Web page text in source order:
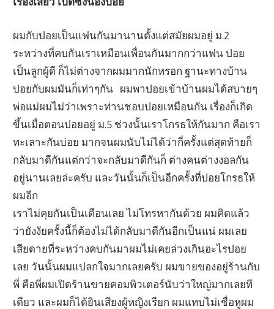
ผมกับปอยเป็นแฟนกันมานานตั้งแต่สมัยผมอยู่ ม.2
ระหว่างที่คบกันเราเหมือนเพื่อนกันมากกว่าแฟน ปอย
เป็นลูกผู้ดี ก็ไม่ต่างจากผมมากนักหรอก ฐานะทางบ้าน
ปอยกับผมมันก็เท่าๆกัน ผมพาปอยเข้าบ้านผมได้สบายๆ
พ่อแม่ผมไม่ว่าเพราะท่านชอบปอยเหมือนกัน เรื่องก็เกิด
ขึ้นเมื่อตอนปอยอยู่ ม.5 ช่วงนั้นเราโกรธให้กันมาก คือเรา
ทะเลาะกันบ่อย มากจนผมนับไม่ได้ว่ากี่ครั้งแต่สุดท้ายก็
กลับมาดีกันแต่กว่าจะกลับมาดีกันก็ ต่างคนต่างงอลกัน
อยู่นานเลยล่ะครับ และวันนั้นก็เป็นอีกครั้งที่ปอยโกรธให้
ผมอีก
เราไม่คุยกันเป็นเดือนเลย ไม่โทรหากันด้วย ผมคิดแล้ว
ว่ายังงัยครั้งนี้ก็ต้องไม่ได้กลับมาดีกันอีกเป็นแน่ ผมเลย
เสียดายที่ระหว่างคบกันมาผมไม่เคยล่วงเกินอะไรปอย
เลย วันนั้นผมแปลกใจมากเลยครับ ผมขายของอยู่ร้านกับ
พี่ คือพี่ผมเปิดร้านขายคอมพิวเตอร์นับว่าใหญ่มากเลยที
เดียว และผมก็ได้ยินเสียงผู้หญิงเรียก ผมแทบไม่เชื่อหูผม